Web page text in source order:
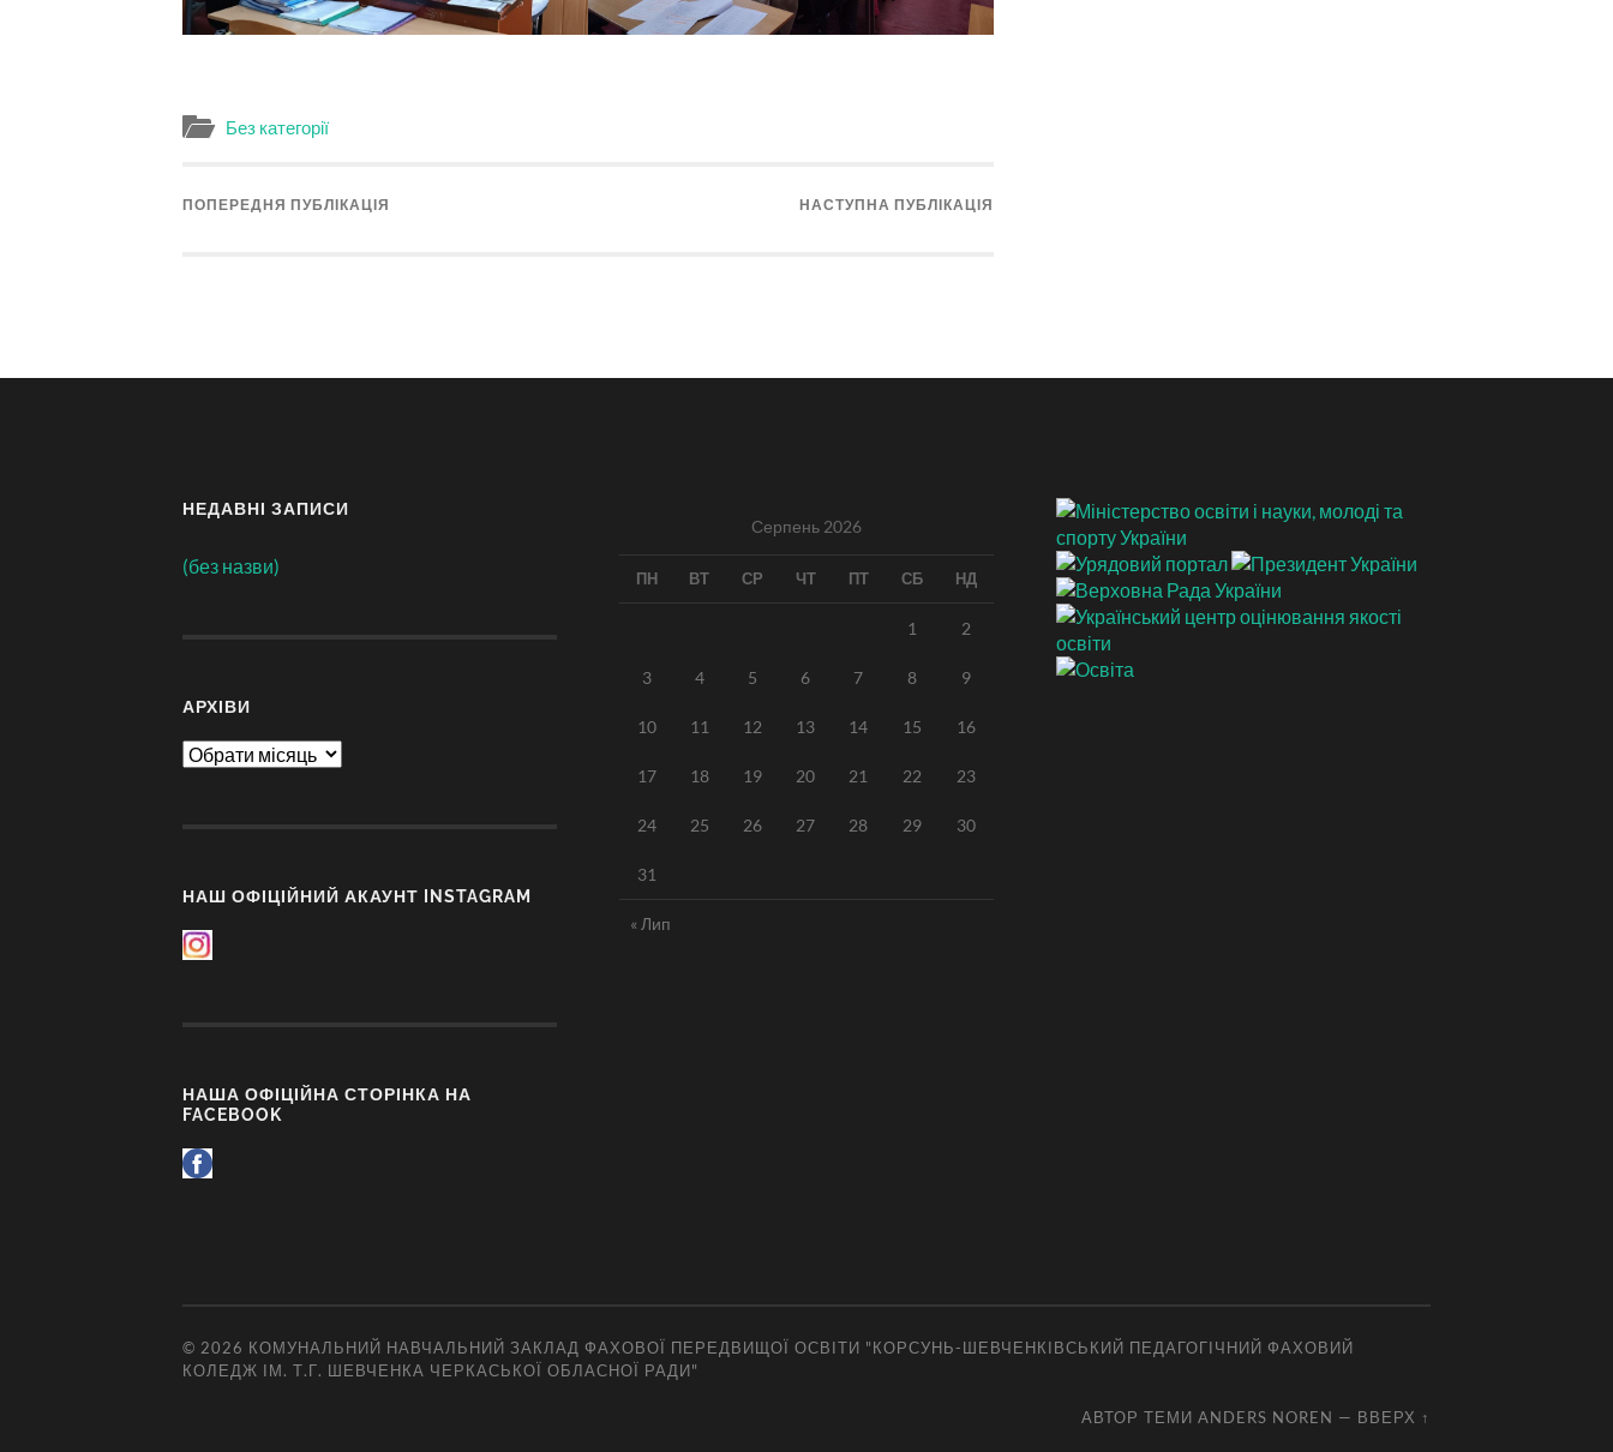
Без категорії
ПОПЕРЕДНЯ ПУБЛІКАЦІЯ НАСТУПНА ПУБЛІКАЦІЯ
НЕДАВНІ ЗАПИСИ
(без назви)
АРХІВИ
Архіви
НАШ ОФІЦІЙНИЙ АКАУНТ INSTAGRAM
НАША ОФІЦІЙНА СТОРІНКА НА
FACEBOOK
Серпень 2026
ПН ВТ СР ЧТ ПТ СБ НД
1 2
3 4 5 6 7 8 9
10 11 12 13 14 15 16
17 18 19 20 21 22 23
24 25 26 27 28 29 30
31
« Лип
© 2026 КОМУНАЛЬНИЙ НАВЧАЛЬНИЙ ЗАКЛАД ФАХОВОЇ ПЕРЕДВИЩОЇ ОСВІТИ "КОРСУНЬ-ШЕВЧЕНКІВСЬКИЙ ПЕДАГОГІЧНИЙ ФАХОВИЙ
КОЛЕДЖ ІМ. Т.Г. ШЕВЧЕНКА ЧЕРКАСЬКОЇ ОБЛАСНОЇ РАДИ"
АВТОР ТЕМИ ANDERS NOREN — ВВЕРХ ↑